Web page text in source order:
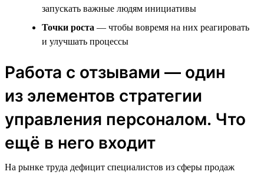
запускать важные людям инициативы
Точки роста — чтобы вовремя на них реагировать
и улучшать процессы
Работа с отзывами — один
из элементов стратегии
управления персоналом. Что
ещё в него входит
На рынке труда дефицит специалистов из сферы продаж